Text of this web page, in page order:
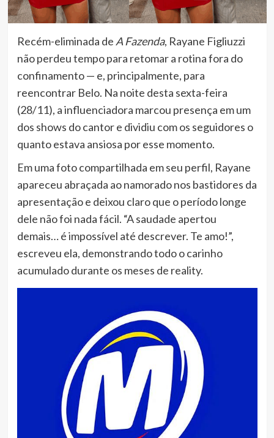
Recém-eliminada deA Fazenda, Rayane Figliuzzi
não perdeu tempo para retomar a rotina fora do
confinamento — e, principalmente, para
reencontrar Belo. Na noite desta sexta-feira
(28/11), a influenciadora marcou presença em um
dos shows do cantor e dividiu com os seguidores o
quanto estava ansiosa por esse momento.
Em uma foto compartilhada em seu perfil, Rayane
apareceu abraçada ao namorado nos bastidores da
apresentação e deixou claro que o período longe
dele não foi nada fácil. “A saudade apertou
demais… é impossível até descrever. Te amo!”,
escreveu ela, demonstrando todo o carinho
acumulado durante os meses de reality.